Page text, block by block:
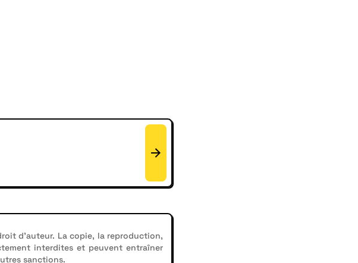
d'auteur. La copie, la reproduction,
interdites et peuvent entraîner
sanctions.